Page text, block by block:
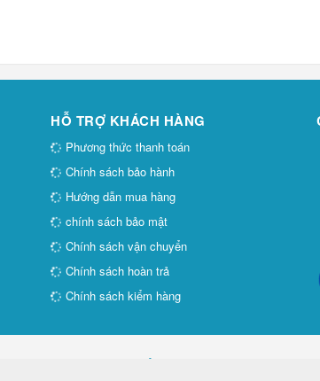
HỖ TRỢ KHÁCH HÀNG
Phương thức thanh toán
Chính sách bảo hành
Hướng dẫn mua hàng
chính sách bảo mật
Chính sách vận chuyển
Chính sách hoàn trả
Chính sách kiểm hàng